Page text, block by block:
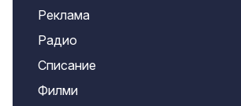
Реклама
Радио
Списание
Филми